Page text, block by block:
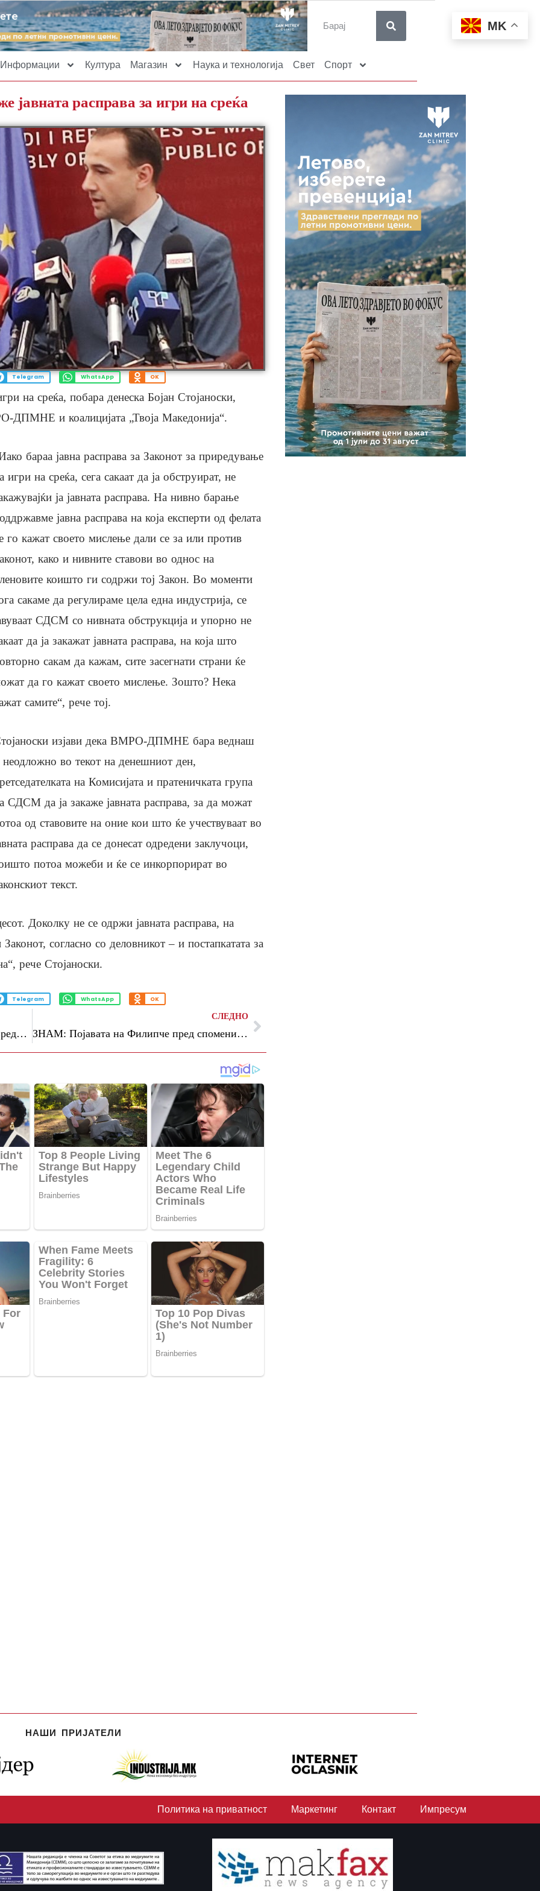
Информации Култура Магазин Наука и технологија Свет Спорт
јавната расправа за игри на среќа
Telegram WhatsApp OK
на среќа, побара денеска Бојан Стојаноски,
ДПМНЕ и коалицијата „Твоја Македонија“.
бараа јавна расправа за Законот за приредување
игри на среќа, сега сакаат да ја обструират, не
ја јавната расправа. На нивно барање
јавна расправа на која експерти од фелата
го кажат своето мислење дали се за или против
како и нивните ставови во однос на
коишто ги содржи тој Закон. Во моменти
сакаме да регулираме цела една индустрија, се
СДСМ со нивната обструкција и упорно не
да ја закажат јавната расправа, на која што
сакам да кажам, сите засегнати страни ќе
да го кажат своето мислење. Зошто? Нека
самите“, рече тој.
изјави дека ВМРО-ДПМНЕ бара веднаш
неодложно во текот на денешниот ден,
на Комисијата и пратеничката група
СДСМ да ја закаже јавната расправа, за да можат
од ставовите на оние кои што ќе учествуваат во
расправа да се донесат одредени заклучоци,
потоа можеби и ќе се инкорпорират во
текст.
Доколку не се одржи јавната расправа, на
согласно со деловникот – и постапкатата за
рече Стојаноски.
Telegram WhatsApp OK
На Богородица запленет златен накит вреден 1,1 милиони денари
СЛЕДНО
ЗНАМ: Појавата на Филипче пред споменикот на ваташките младинци е суров потсетник на политичкото лицемерие
НАШИ ПРИЈАТЕЛИ
Политика на приватност Маркетинг Контакт Импресум
MK